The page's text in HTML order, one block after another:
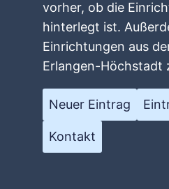
vorher, ob die
hinterlegt ist.
Einrichtungen aus
Erlangen-Höchstadt
Neuer Eintrag
Kontakt